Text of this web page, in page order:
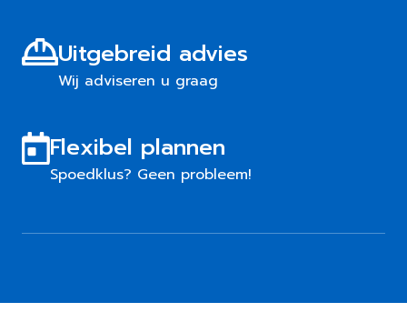
Uitgebreid advies
Wij adviseren u graag
Flexibel plannen
Spoedklus? Geen probleem!